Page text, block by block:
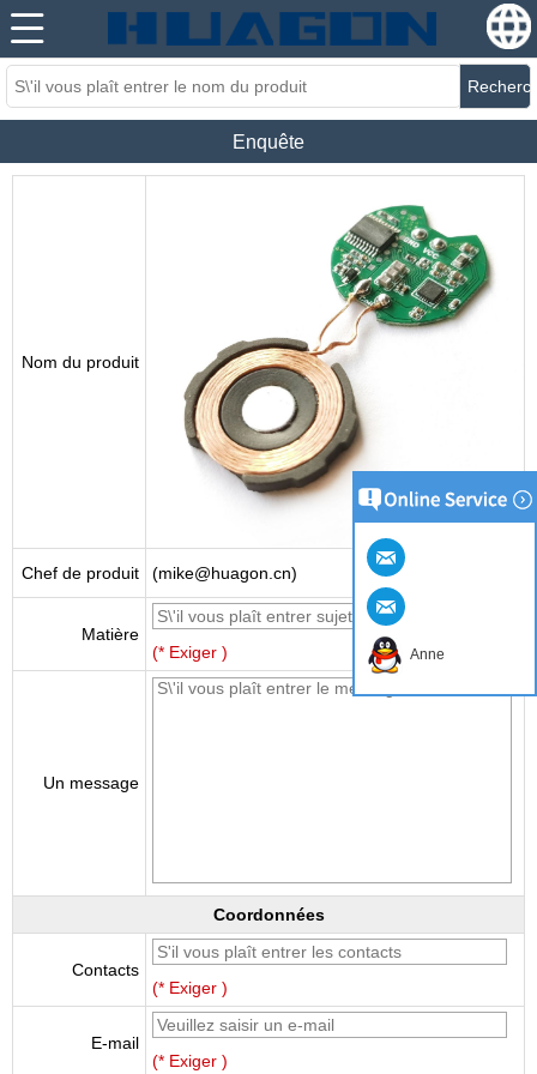
Enquête
Nom du produit
Chef de produit (mike@huagon.cn)
Matière
(* Exiger )
Un message
Coordonnées
Contacts
(* Exiger )
E-mail
(* Exiger )
Anne